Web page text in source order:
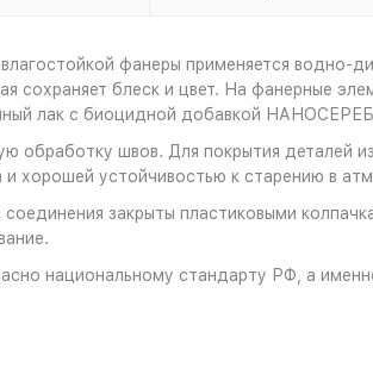
фанеры применяется водно-
сохраняет блеск и цвет. На фанерные
лак с биоцидной добавкой
швов. Для покрытия деталей
хорошей устойчивостью к старению в
закрыты пластиковыми
национальному стандарту РФ, а